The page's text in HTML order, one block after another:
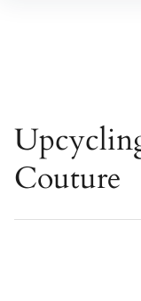
Couture